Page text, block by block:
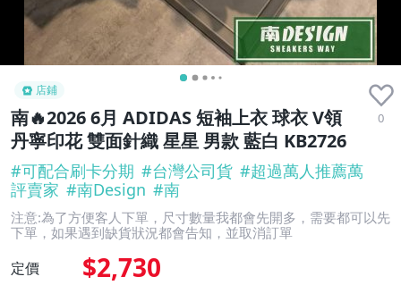
店鋪
南🔥2026 6月 ADIDAS 短袖上衣 球衣 V領
丹寧印花 雙面針織 星星 男款 藍白 KB2726
0
#可配合刷卡分期 #台灣公司貨 #超過萬人推薦萬
評賣家 #南Design #南
注意:為了方便客人下單，尺寸數量我都會先開多，需要都可以先
下單，如果遇到缺貨狀況都會告知，並取消訂單
定價 $2,730